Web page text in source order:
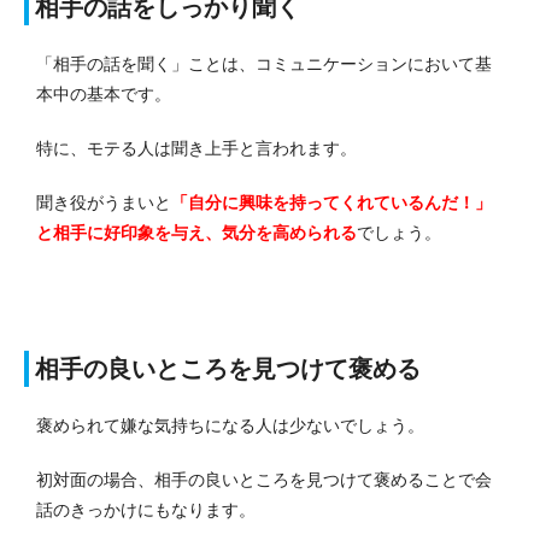
相手の話をしっかり聞く
「相手の話を聞く」ことは、コミュニケーションにおいて基
本中の基本です。
特に、モテる人は聞き上手と言われます。
聞き役がうまいと
「自分に興味を持ってくれているんだ！」
と相手に好印象を与え、気分を高められるでしょう。
相手の良いところを見つけて褒める
褒められて嫌な気持ちになる人は少ないでしょう。
初対面の場合、相手の良いところを見つけて褒めることで会
話のきっかけにもなります。